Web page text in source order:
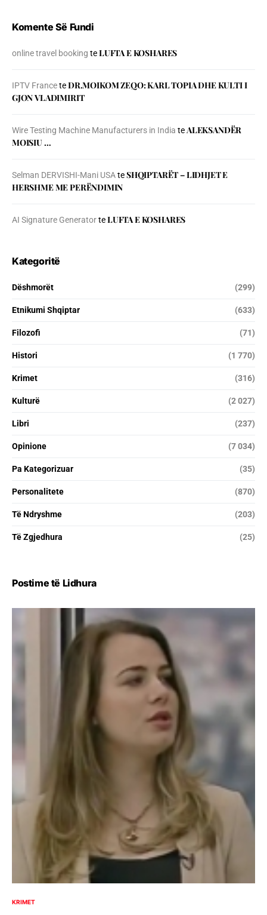
Komente Së Fundi
online travel booking teLUFTA E KOSHARES
IPTV FranceteDR.MOIKOM ZEQO: KARL TOPIA DHE KULTI I
GJON VLADIMIRIT
Wire Testing Machine Manufacturers in India teALEKSANDËR
MOISIU …
Selman DERVISHI-Mani USAteSHQIPTARËT – LIDHJET E
HERSHME ME PERËNDIMIN
AI Signature GeneratorteLUFTA E KOSHARES
Kategoritë
Dëshmorët (299)
Etnikumi Shqiptar (633)
Filozofi (71)
Histori (1 770)
Krimet (316)
Kulturë (2 027)
Libri (237)
Opinione (7 034)
Pa Kategorizuar (35)
Personalitete (870)
Të Ndryshme (203)
Të Zgjedhura (25)
Postime të Lidhura
KRIMET